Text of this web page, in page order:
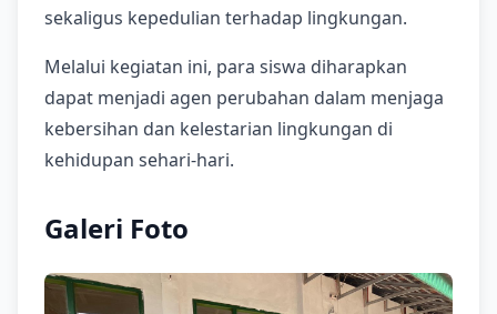
sekaligus kepedulian terhadap lingkungan.
Melalui kegiatan ini, para siswa diharapkan
dapat menjadi agen perubahan dalam menjaga
kebersihan dan kelestarian lingkungan di
kehidupan sehari-hari.
Galeri Foto